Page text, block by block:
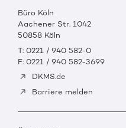
Büro Köln
Aachener Str. 1042
50858 Köln
T: 0221 / 940 582-0
F: 0221 / 940 582-3699
DKMS.de
Barriere melden